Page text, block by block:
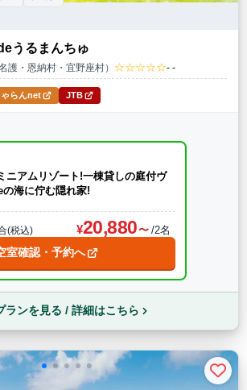
うるまんちゅ
護・恩納村・宜野座村） ☆☆☆☆☆- -
ゃらんnet JTB
ニアムリゾート!一棟貸しの庭付ヴ
海に佇む隠れ家!
(税込) 20,880 /2名
室確認・予約へ
ランを見る / 詳細はこちら